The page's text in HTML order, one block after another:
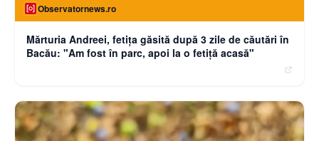
Observatornews.ro
Mărturia Andreei, fetiţa găsită după 3 zile de căutări în
Bacău: "Am fost în parc, apoi la o fetiţă acasă"